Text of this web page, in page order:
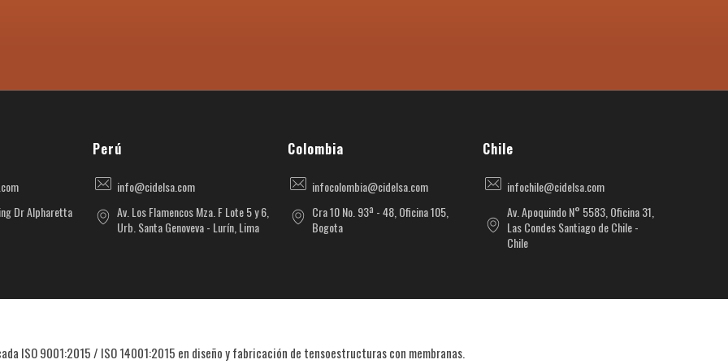
Dr Alpharetta
Perú
info@cidelsa.com
Av. Los Flamencos Mza. F Lote 5 y 6,
Urb. Santa Genoveva - Lurín, Lima
Colombia
infocolombia@cidelsa.com
Cra 10 No. 93ª - 48, Oficina 105,
Bogota
Chile
infochile@cidelsa.com
Av. Apoquindo N° 5583, Oficina 31,
Las Condes Santiago de Chile -
Chile
ISO 9001:2015 / ISO 14001:2015 en diseño y fabricación de tensoestructuras con membranas.